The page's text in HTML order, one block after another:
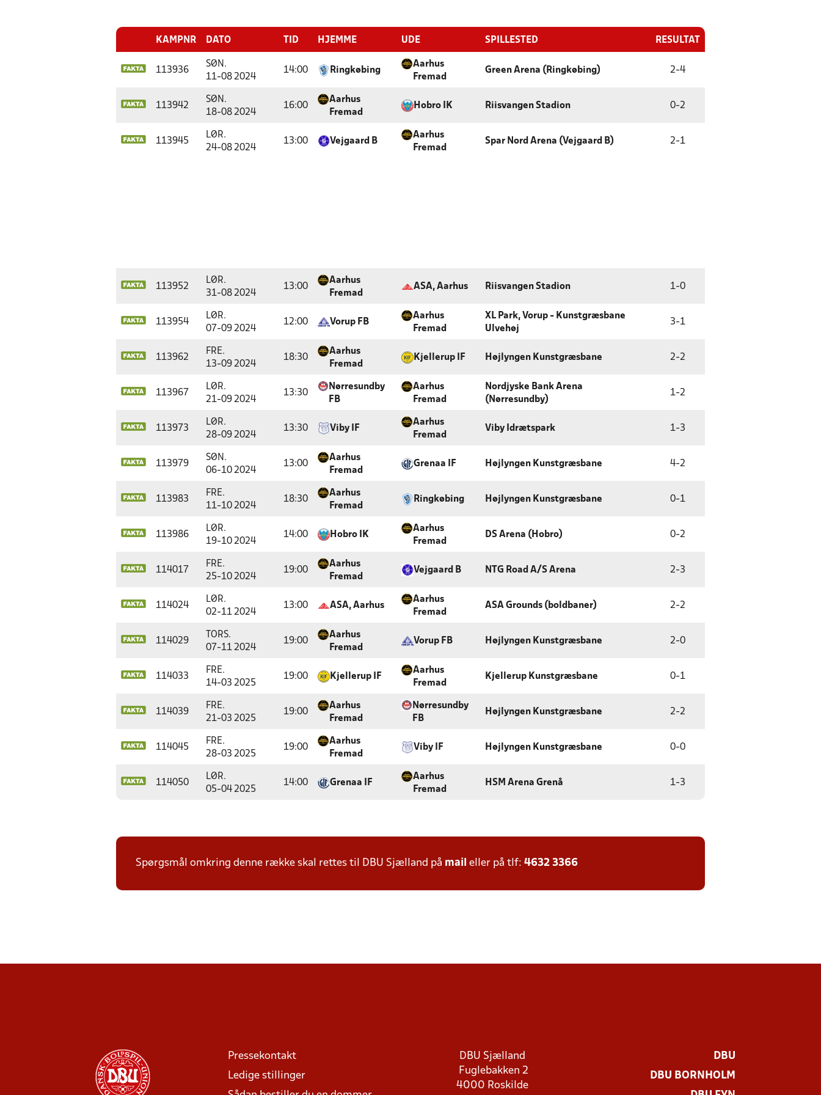
KAMPNR DATO TID HJEMME UDE SPILLESTED RESULTAT
113936
SØN.
11-08 2024
14:00 Ringkøbing
Aarhus
Fremad
Green Arena (Ringkøbing) 2-4
113942
SØN.
18-08 2024
16:00
Aarhus
Fremad
Hobro IK Riisvangen Stadion 0-2
113945
LØR.
24-08 2024
13:00 Vejgaard B
Aarhus
Fremad
Spar Nord Arena (Vejgaard B) 2-1
113952
LØR.
31-08 2024
13:00
Aarhus
Fremad
ASA, Aarhus Riisvangen Stadion 1-0
113954
LØR.
07-09 2024
12:00 Vorup FB
Aarhus
Fremad
XL Park, Vorup - Kunstgræsbane
Ulvehøj
3-1
113962
FRE.
13-09 2024
18:30
Aarhus
Fremad
Kjellerup IF Højlyngen Kunstgræsbane 2-2
113967
LØR.
21-09 2024
13:30
Nørresundby
FB
Aarhus
Fremad
Nordjyske Bank Arena
(Nørresundby)
1-2
113973
LØR.
28-09 2024
13:30 Viby IF
Aarhus
Fremad
Viby Idrætspark 1-3
113979
SØN.
06-10 2024
13:00
Aarhus
Fremad
Grenaa IF Højlyngen Kunstgræsbane 4-2
113983
FRE.
11-10 2024
18:30
Aarhus
Fremad
Ringkøbing Højlyngen Kunstgræsbane 0-1
113986
LØR.
19-10 2024
14:00 Hobro IK
Aarhus
Fremad
DS Arena (Hobro) 0-2
114017
FRE.
25-10 2024
19:00
Aarhus
Fremad
Vejgaard B NTG Road A/S Arena 2-3
114024
LØR.
02-11 2024
13:00 ASA, Aarhus
Aarhus
Fremad
ASA Grounds (boldbaner) 2-2
114029
TORS.
07-11 2024
19:00
Aarhus
Fremad
Vorup FB Højlyngen Kunstgræsbane 2-0
114033
FRE.
14-03 2025
19:00 Kjellerup IF
Aarhus
Fremad
Kjellerup Kunstgræsbane 0-1
114039
FRE.
21-03 2025
19:00
Aarhus
Fremad
Nørresundby
FB
Højlyngen Kunstgræsbane 2-2
114045
FRE.
28-03 2025
19:00
Aarhus
Fremad
Viby IF Højlyngen Kunstgræsbane 0-0
114050
LØR.
05-04 2025
14:00 Grenaa IF
Aarhus
Fremad
HSM Arena Grenå 1-3
Spørgsmål omkring denne række skal rettes til DBU Sjælland på mail eller på tlf: 4632 3366
Pressekontakt
Ledige stillinger
DBU Sjælland
Fuglebakken 2
4000 Roskilde
DBU
DBU BORNHOLM